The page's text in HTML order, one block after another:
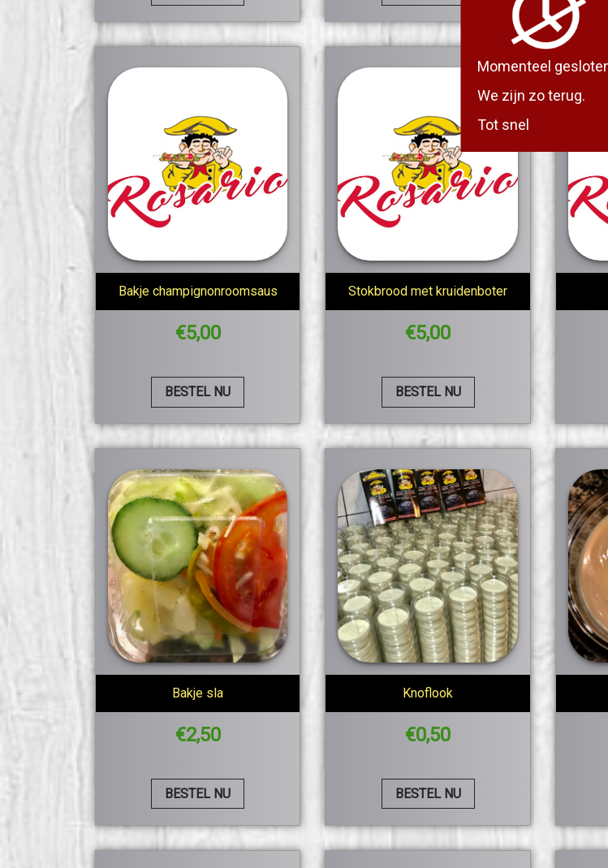
Bakje champignonroomsaus
€5,00
BESTEL NU
Stokbrood met kruidenboter
€5,00
BESTEL NU
Bakje sla
€2,50
BESTEL NU
Knoflook
€0,50
BESTEL NU
Momenteel
We zijn zo terug.
Tot snel